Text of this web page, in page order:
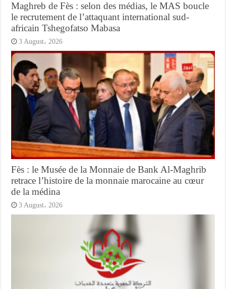
Maghreb de Fès : selon des médias, le MAS boucle
le recrutement de l’attaquant international sud-
africain Tshegofatso Mabasa
3 August، 2026
Fès : le Musée de la Monnaie de Bank Al-Maghrib
retrace l’histoire de la monnaie marocaine au cœur
de la médina
3 August، 2026